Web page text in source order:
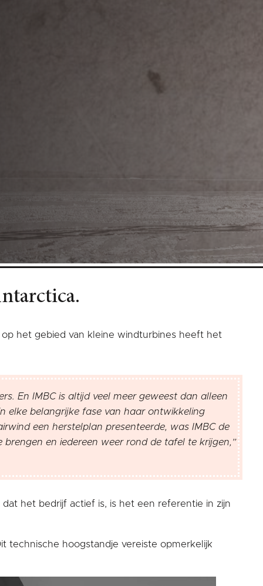
het gebied van kleine windturbines heeft het
En IMBC is altijd veel meer geweest dan alleen
elke belangrijke fase van haar ontwikkeling
een herstelplan presenteerde, was IMBC de
en iedereen weer rond de tafel te krijgen,”
het bedrijf actief is, is het een referentie in zijn
technische hoogstandje vereiste opmerkelijk